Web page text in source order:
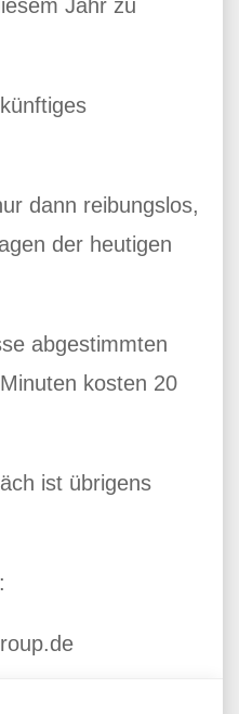
Jahr zu
dann reibungslos,
der heutigen
abgestimmten
kosten 20
ist übrigens